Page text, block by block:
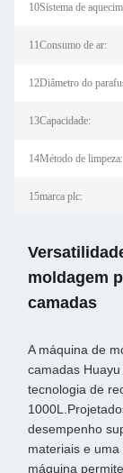
10Sistema de
11Consumo de ar:
12Diâmetro do
13Capacidade:
14Método de limpeza:
15marca plc:
moldagem
camadas
A máquina de
camadas
tecnologia de
desempenho
materiais e
máquina